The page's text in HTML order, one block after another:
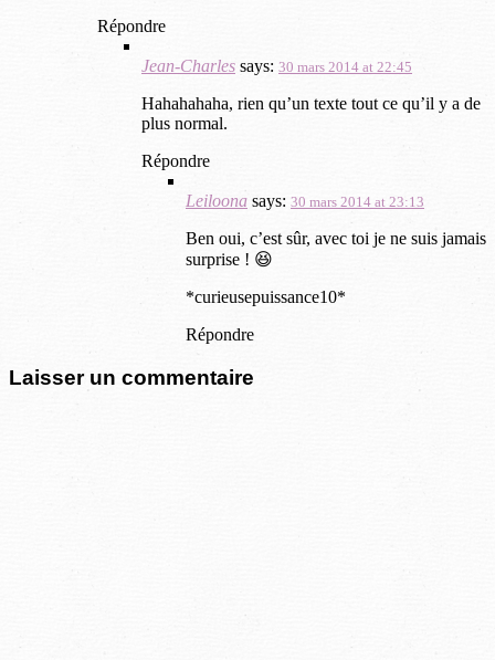
Répondre
Jean-Charles says: 30 mars 2014 at 22:45
Hahahahaha, rien qu’un texte tout ce qu’il y a de
plus normal.
Répondre
Leiloona says: 30 mars 2014 at 23:13
Ben oui, c’est sûr, avec toi je ne suis jamais
surprise ! 😆
*curieusepuissance10*
Répondre
Laisser un commentaire